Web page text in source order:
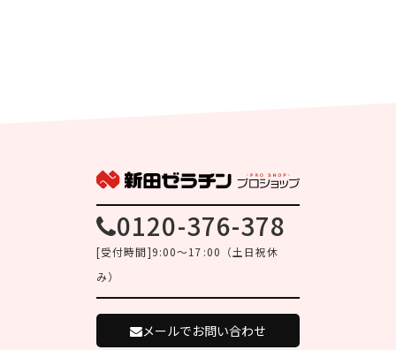
0120-376-378
[受付時間]9:00～17:00（土日祝休
み）
メールでお問い合わせ